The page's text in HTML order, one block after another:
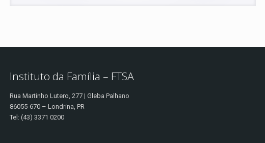
Instituto da Família – FTSA
Rua Martinho Lutero, 277 | Gleba Palhano
86055-670 – Londrina, PR
Tel: (43) 3371 0200